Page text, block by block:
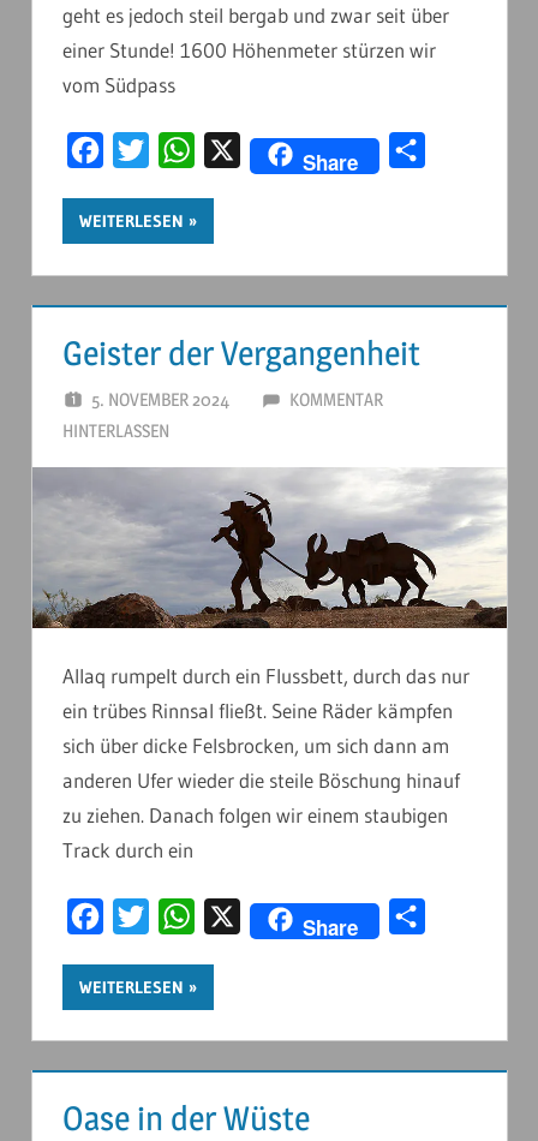
geht es jedoch steil bergab und zwar seit über
einer Stunde! 1600 Höhenmeter stürzen wir
vom Südpass
FacebookTwitter WhatsApp
X Share
WEITERLESEN
Geister der Vergangenheit
5. NOVEMBER 2024 ANDERSTOUREN
KOMMENTAR
HINTERLASSEN
Allaq rumpelt durch ein Flussbett, durch das nur
ein trübes Rinnsal fließt. Seine Räder kämpfen
sich über dicke Felsbrocken, um sich dann am
anderen Ufer wieder die steile Böschung hinauf
zu ziehen. Danach folgen wir einem staubigen
Track durch ein
FacebookTwitter WhatsApp
X Share
WEITERLESEN
Oase in der Wüste